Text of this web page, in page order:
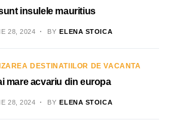
insulele mauritius
28, 2024 BY ELENA STOICA
DESTINATIILOR DE VACANTA
mare acvariu din europa
28, 2024 BY ELENA STOICA